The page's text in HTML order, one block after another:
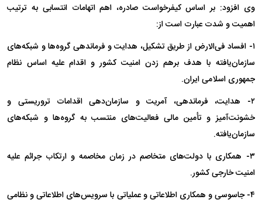
وی افزود: بر اساس کیفرخواست صادره، اهم اتهامات انتسابی به ترتیب
اهمیت و شدت عبارت است از:
۱- افساد فی‌الارض از طریق تشکیل، هدایت و فرماندهی گروه‌ها و شبکه‌های
سازمان‌یافته با هدف برهم زدن امنیت کشور و اقدام علیه اساس نظام
جمهوری اسلامی ایران.
۲- هدایت، فرماندهی، آمریت و سازمان‌دهی اقدامات تروریستی و
خشونت‌آمیز و تأمین مالی فعالیت‌های منتسب به گروه‌ها و شبکه‌های
سازمان‌یافته.
۳- همکاری با دولت‌های متخاصم در زمان مخاصمه و ارتکاب جرائم علیه
امنیت خارجی کشور.
۴- جاسوسی و همکاری اطلاعاتی و عملیاتی با سرویس‌های اطلاعاتی و نظامی